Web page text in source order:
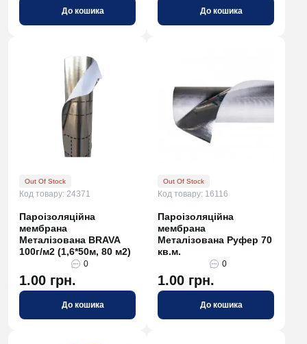
До кошика До кошика
Out Of Stock
Код товару: 24371
Пароізоляційна
мембрана
Металізована BRAVA
100г/м2 (1,6*50м, 80 м2)
0
1.00 грн.
До кошика
Out Of Stock
Код товару: 16116
Пароізоляційна
мембрана
Металізована Руфер 70
кв.м.
0
1.00 грн.
До кошика